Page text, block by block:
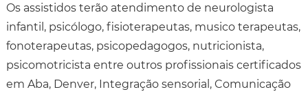
Os assistidos terão atendimento de neurologista
infantil, psicólogo, fisioterapeutas, musico terapeutas,
fonoterapeutas, psicopedagogos, nutricionista,
psicomotricista entre outros profissionais certificados
em Aba, Denver, Integração sensorial, Comunicação